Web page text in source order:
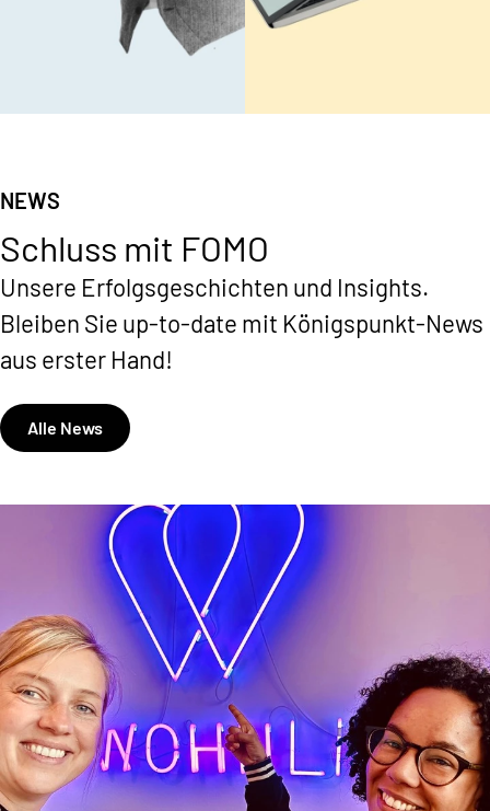
INFRASTRUKTUR
Mehr lesen
NEWS
Schluss mit FOMO
Unsere Erfolgsgeschichten und Insights.
Bleiben Sie up-to-date mit Königspunkt-News
aus erster Hand!
Alle News